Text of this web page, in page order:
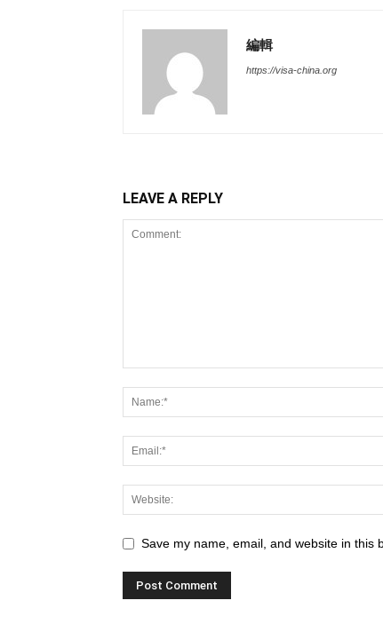
編輯
https://visa-china.org
LEAVE A REPLY
Save my name, email, and website in this